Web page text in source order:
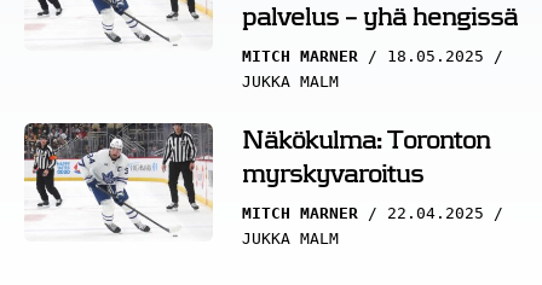
palvelus – yhä hengissä
MITCH MARNER
18.05.2025
JUKKA MALM
Näkökulma: Toronton
myrskyvaroitus
MITCH MARNER
22.04.2025
JUKKA MALM